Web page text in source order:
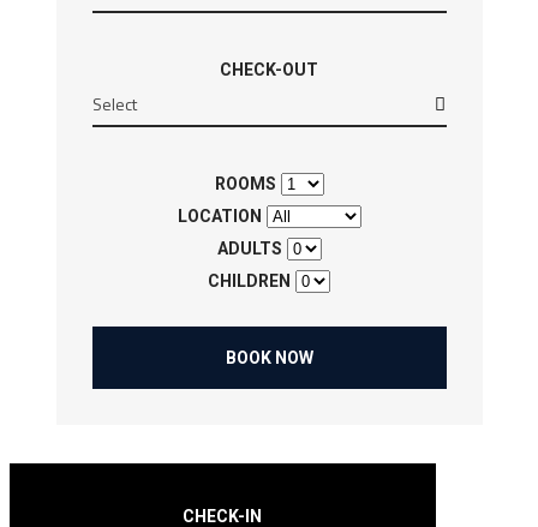
CHECK-OUT
ROOMS
LOCATION
ADULTS
CHILDREN
BOOK NOW
CHECK-IN